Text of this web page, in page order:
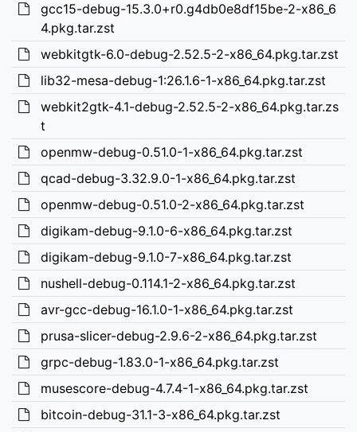
gcc15-debug-15.3.0+r0.g4db0e8df15be-2-x86_6
4.pkg.tar.zst
webkitgtk-6.0-debug-2.52.5-2-x86_64.pkg.tar.zst
lib32-mesa-debug-1:26.1.6-1-x86_64.pkg.tar.zst
webkit2gtk-4.1-debug-2.52.5-2-x86_64.pkg.tar.zs
t
openmw-debug-0.51.0-1-x86_64.pkg.tar.zst
qcad-debug-3.32.9.0-1-x86_64.pkg.tar.zst
openmw-debug-0.51.0-2-x86_64.pkg.tar.zst
digikam-debug-9.1.0-6-x86_64.pkg.tar.zst
digikam-debug-9.1.0-7-x86_64.pkg.tar.zst
nushell-debug-0.114.1-2-x86_64.pkg.tar.zst
avr-gcc-debug-16.1.0-1-x86_64.pkg.tar.zst
prusa-slicer-debug-2.9.6-2-x86_64.pkg.tar.zst
grpc-debug-1.83.0-1-x86_64.pkg.tar.zst
musescore-debug-4.7.4-1-x86_64.pkg.tar.zst
bitcoin-debug-31.1-3-x86_64.pkg.tar.zst